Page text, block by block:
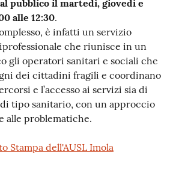
pubblico il martedì, giovedì e
alle 12:30.
è infatti un servizio
che riunisce in un
gli operatori sanitari e sociali che
dei cittadini fragili e coordinano
e l’accesso ai servizi sia di
tipo sanitario, con un approccio
alle problematiche.
Stampa dell'AUSL Imola